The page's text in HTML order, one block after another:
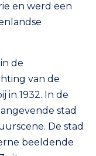
en werd een
de
van de
in 1932. In de
stad
De stad
beeldende